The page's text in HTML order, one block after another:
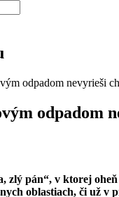
odpadom nevyrieši
odpadom
zlý pán“, v ktorej
oblastiach, či už v